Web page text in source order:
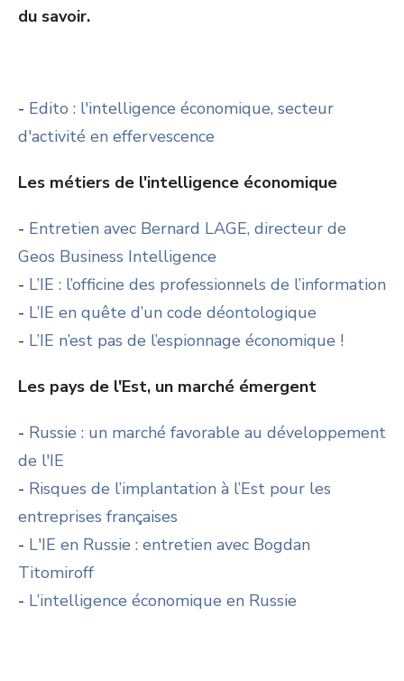
du savoir.
- Edito : l'intelligence économique, secteur
d'activité en effervescence
Les métiers de l'intelligence économique
- Entretien avec Bernard LAGE, directeur de
Geos Business Intelligence
- L’IE : l’officine des professionnels de l’information
- L’IE en quête d’un code déontologique
- L’IE n’est pas de l’espionnage économique !
Les pays de l'Est, un marché émergent
- Russie : un marché favorable au développement
de l'IE
- Risques de l’implantation à l’Est pour les
entreprises françaises
- L'IE en Russie : entretien avec Bogdan
Titomiroff
- L’intelligence économique en Russie